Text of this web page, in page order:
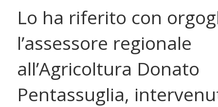
Lo ha riferito con
l’assessore regionale
all’Agricoltura Donato
Pentassuglia,